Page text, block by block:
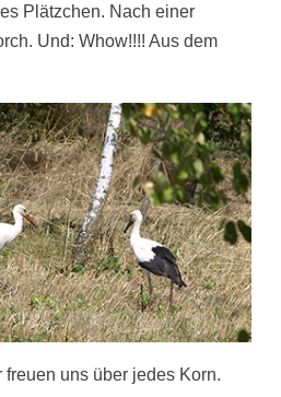
Plätzchen. Nach einer
Und: Whow!!!! Aus dem
uns über jedes Korn.